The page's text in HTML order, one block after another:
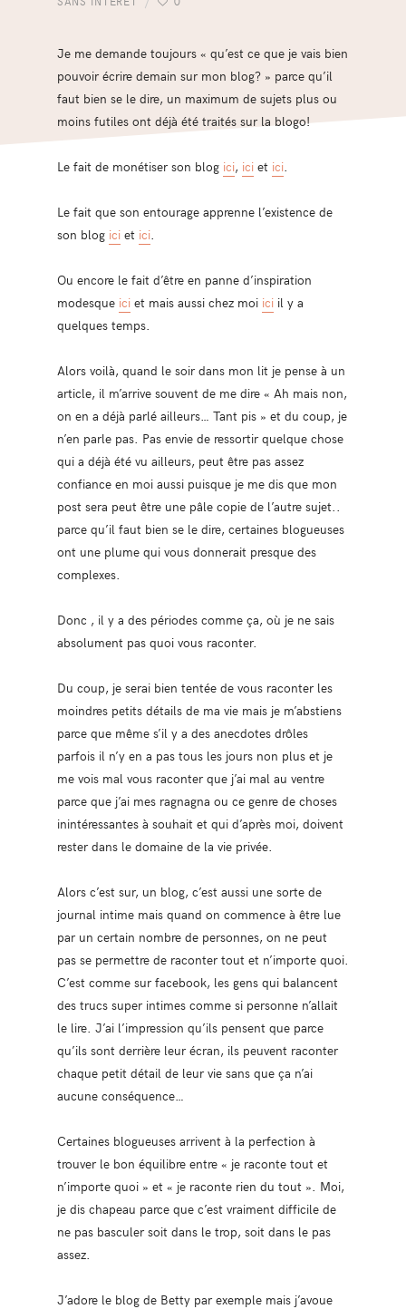
Je me demande toujours « qu’est ce que je vais bien
pouvoir écrire demain sur mon blog? » parce qu’il
faut bien se le dire, un maximum de sujets plus ou
moins futiles ont déjà été traités sur la blogo!
Le fait de monétiser son blog ici, iciet ici.
Le fait que son entourage apprenne l’existence de
son blog iciet ici.
Ou encore le fait d’être en panne d’inspiration
modesque iciet mais aussi chez moi iciil y a
quelques temps.
Alors voilà, quand le soir dans mon lit je pense à un
article, il m’arrive souvent de me dire « Ah mais non,
on en a déjà parlé ailleurs… Tant pis » et du coup, je
n’en parle pas. Pas envie de ressortir quelque chose
qui a déjà été vu ailleurs, peut être pas assez
confiance en moi aussi puisque je me dis que mon
post sera peut être une pâle copie de l’autre sujet..
parce qu’il faut bien se le dire, certaines blogueuses
ont une plume qui vous donnerait presque des
complexes.
Donc , il y a des périodes comme ça, où je ne sais
absolument pas quoi vous raconter.
Du coup, je serai bien tentée de vous raconter les
moindres petits détails de ma vie mais je m’abstiens
parce que même s’il y a des anecdotes drôles
parfois il n’y en a pas tous les jours non plus et je
me vois mal vous raconter que j’ai mal au ventre
parce que j’ai mes ragnagna ou ce genre de choses
inintéressantes à souhait et qui d’après moi, doivent
rester dans le domaine de la vie privée.
Alors c’est sur, un blog, c’est aussi une sorte de
journal intime mais quand on commence à être lue
par un certain nombre de personnes, on ne peut
pas se permettre de raconter tout et n’importe quoi.
C’est comme sur facebook, les gens qui balancent
des trucs super intimes comme si personne n’allait
le lire. J’ai l’impression qu’ils pensent que parce
qu’ils sont derrière leur écran, ils peuvent raconter
chaque petit détail de leur vie sans que ça n’ai
aucune conséquence…
Certaines blogueuses arrivent à la perfection à
trouver le bon équilibre entre « je raconte tout et
n’importe quoi » et « je raconte rien du tout ». Moi,
je dis chapeau parce que c’est vraiment difficile de
ne pas basculer soit dans le trop, soit dans le pas
assez.
J’adore le blog de Betty par exemple mais j’avoue